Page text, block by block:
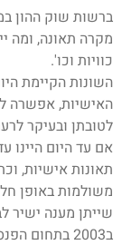
ברשות שוק ההון
מקרה תאונה, ומה
כוויות וכו'.
השונות הקיימת
האישיות, אפשרה
לטובתן ובעיקר
אם עד היום היינו
תאונות אישיות,
משולמות באופן
שייתן מענה ישיר